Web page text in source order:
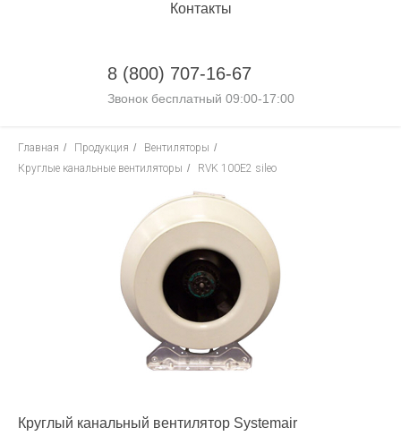
Контакты
8 (800) 707-16-67
Звонок бесплатный 09:00-17:00
Главная / Продукция / Вентиляторы /
Круглые канальные вентиляторы / RVK 100E2 sileo
Круглый канальный вентилятор Systemair